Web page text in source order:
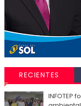
RECIENTES
INFOTEP